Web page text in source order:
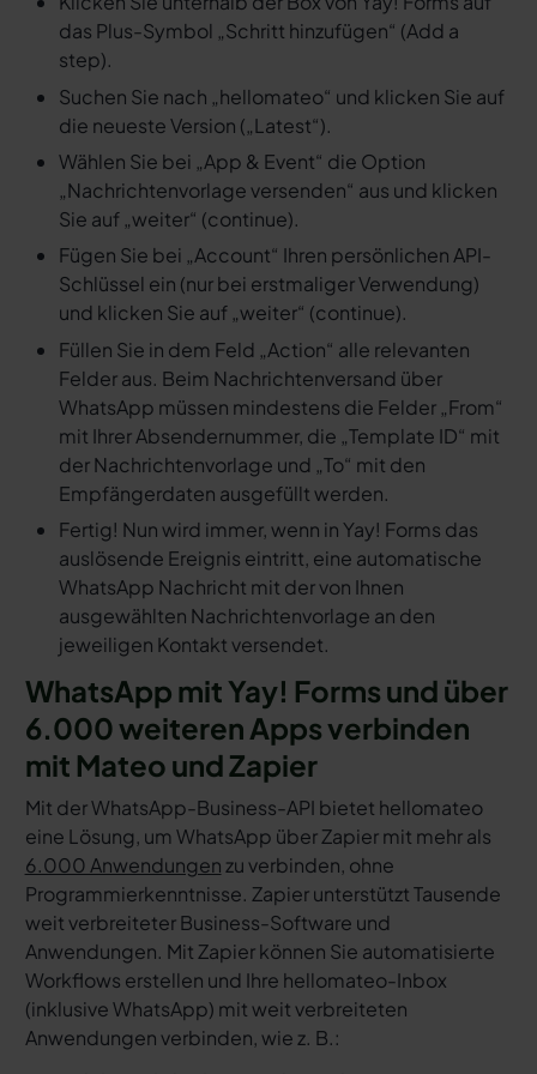
das Plus-Symbol „Schritt hinzufügen“ (Add a
step).
Suchen Sie nach „hellomateo“ und klicken Sie auf
die neueste Version („Latest“).
Wählen Sie bei „App & Event“ die Option
„Nachrichtenvorlage versenden“ aus und klicken
Sie auf „weiter“ (continue).
Fügen Sie bei „Account“ Ihren persönlichen API-
Schlüssel ein (nur bei erstmaliger Verwendung)
und klicken Sie auf „weiter“ (continue).
Füllen Sie in dem Feld „Action“ alle relevanten
Felder aus. Beim Nachrichtenversand über
WhatsApp müssen mindestens die Felder „From“
mit Ihrer Absendernummer, die „Template ID“ mit
der Nachrichtenvorlage und „To“ mit den
Empfängerdaten ausgefüllt werden.
Fertig! Nun wird immer, wenn in Yay! Forms das
auslösende Ereignis eintritt, eine automatische
WhatsApp Nachricht mit der von Ihnen
ausgewählten Nachrichtenvorlage an den
jeweiligen Kontakt versendet.
WhatsApp mit Yay! Forms und über
6.000 weiteren Apps verbinden
mit Mateo und Zapier
Mit der WhatsApp-Business-API bietet hellomateo
eine Lösung, um WhatsApp über Zapier mit mehr als
6.000 Anwendungenzu verbinden, ohne
Programmierkenntnisse. Zapier unterstützt Tausende
weit verbreiteter Business-Software und
Anwendungen. Mit Zapier können Sie automatisierte
Workflows erstellen und Ihre hellomateo-Inbox
(inklusive WhatsApp) mit weit verbreiteten
Anwendungen verbinden, wie z. B.: